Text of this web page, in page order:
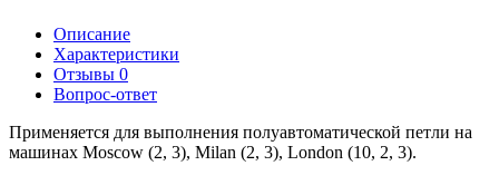
Описание
Характеристики
Отзывы 0
Вопрос-ответ
Применяется для выполнения полуавтоматической петли на
машинах Moscow (2, 3), Milan (2, 3), London (10, 2, 3).